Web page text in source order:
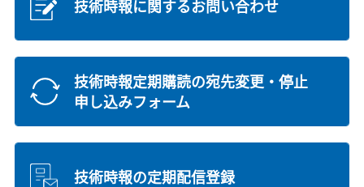
技術時報に関するお問い合わせ
技術時報定期購読の宛先変更・停止
申し込みフォーム
技術時報の定期配信登録